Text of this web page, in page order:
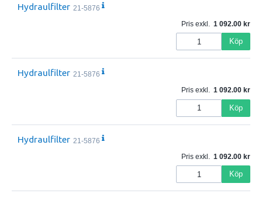
Hydraulfilter 21-5876
Pris exkl.
1 092.00
Köp
Hydraulfilter 21-5876
Pris exkl. 1 092.00
Köp
Hydraulfilter 21-5876
Pris exkl.
1 092.00
Köp